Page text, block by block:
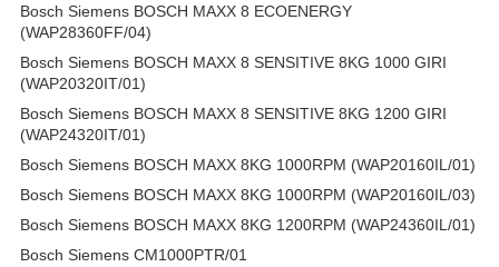
Bosch Siemens BOSCH MAXX 8 ECOENERGY
(WAP28360FF/04)
Bosch Siemens BOSCH MAXX 8 SENSITIVE 8KG 1000 GIRI
(WAP20320IT/01)
Bosch Siemens BOSCH MAXX 8 SENSITIVE 8KG 1200 GIRI
(WAP24320IT/01)
Bosch Siemens BOSCH MAXX 8KG 1000RPM (WAP20160IL/01)
Bosch Siemens BOSCH MAXX 8KG 1000RPM (WAP20160IL/03)
Bosch Siemens BOSCH MAXX 8KG 1200RPM (WAP24360IL/01)
Bosch Siemens CM1000PTR/01